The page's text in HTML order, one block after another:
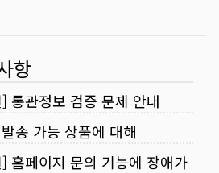
항
통관정보 검증 문제 안내
송 가능 상품에 대해
홈페이지 문의 기능에 장애가